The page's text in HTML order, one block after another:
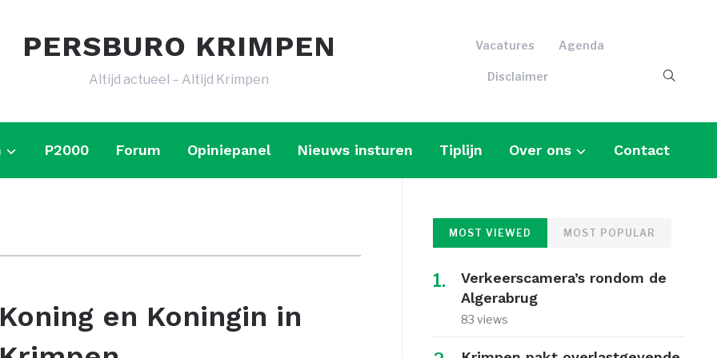
PERSBURO KRIMPEN
Altijd actueel – Altijd Krimpen
Vacatures Agenda
Disclaimer
P2000 Forum Opiniepanel Nieuws insturen Tiplijn Over ons Contact
Koning en Koningin in
MOST VIEWED MOST POPULAR
Verkeerscamera’s rondom de
Algerabrug
83 views